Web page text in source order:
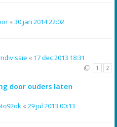
« 30 jan 2014 22:02
« 17 dec 2013 18:31
1 2
door ouders laten
« 29 jul 2013 00:13